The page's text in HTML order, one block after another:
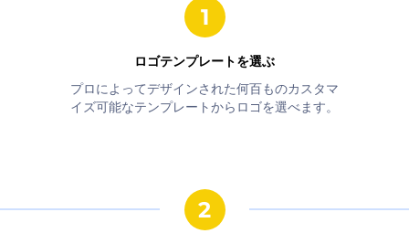
ロゴテンプレートを選ぶ
プロによってデザインされた何百ものカスタマ
イズ可能なテンプレートからロゴを選べます。